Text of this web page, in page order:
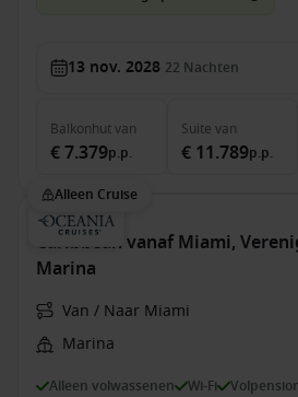
13 nov. 2028 22 Nachten
Balkonhutvan
€ 7.379p.p.
Suite van
€ 11.789p.p.
Alleen Cruise
Caribbean vanaf Miami,
Marina
Van / Naar Miami
Marina
Alleen volwassenen Wi-Fi